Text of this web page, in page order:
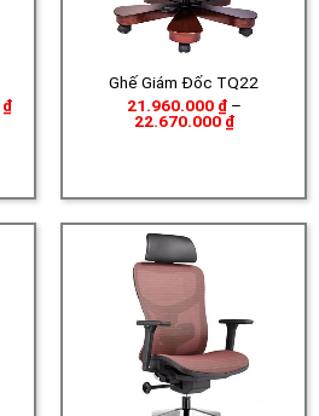
₫Khoảng
Ghế Giám Đốc TQ22
21.960.000 ₫ –
22.670.000₫Khoảng
giá: